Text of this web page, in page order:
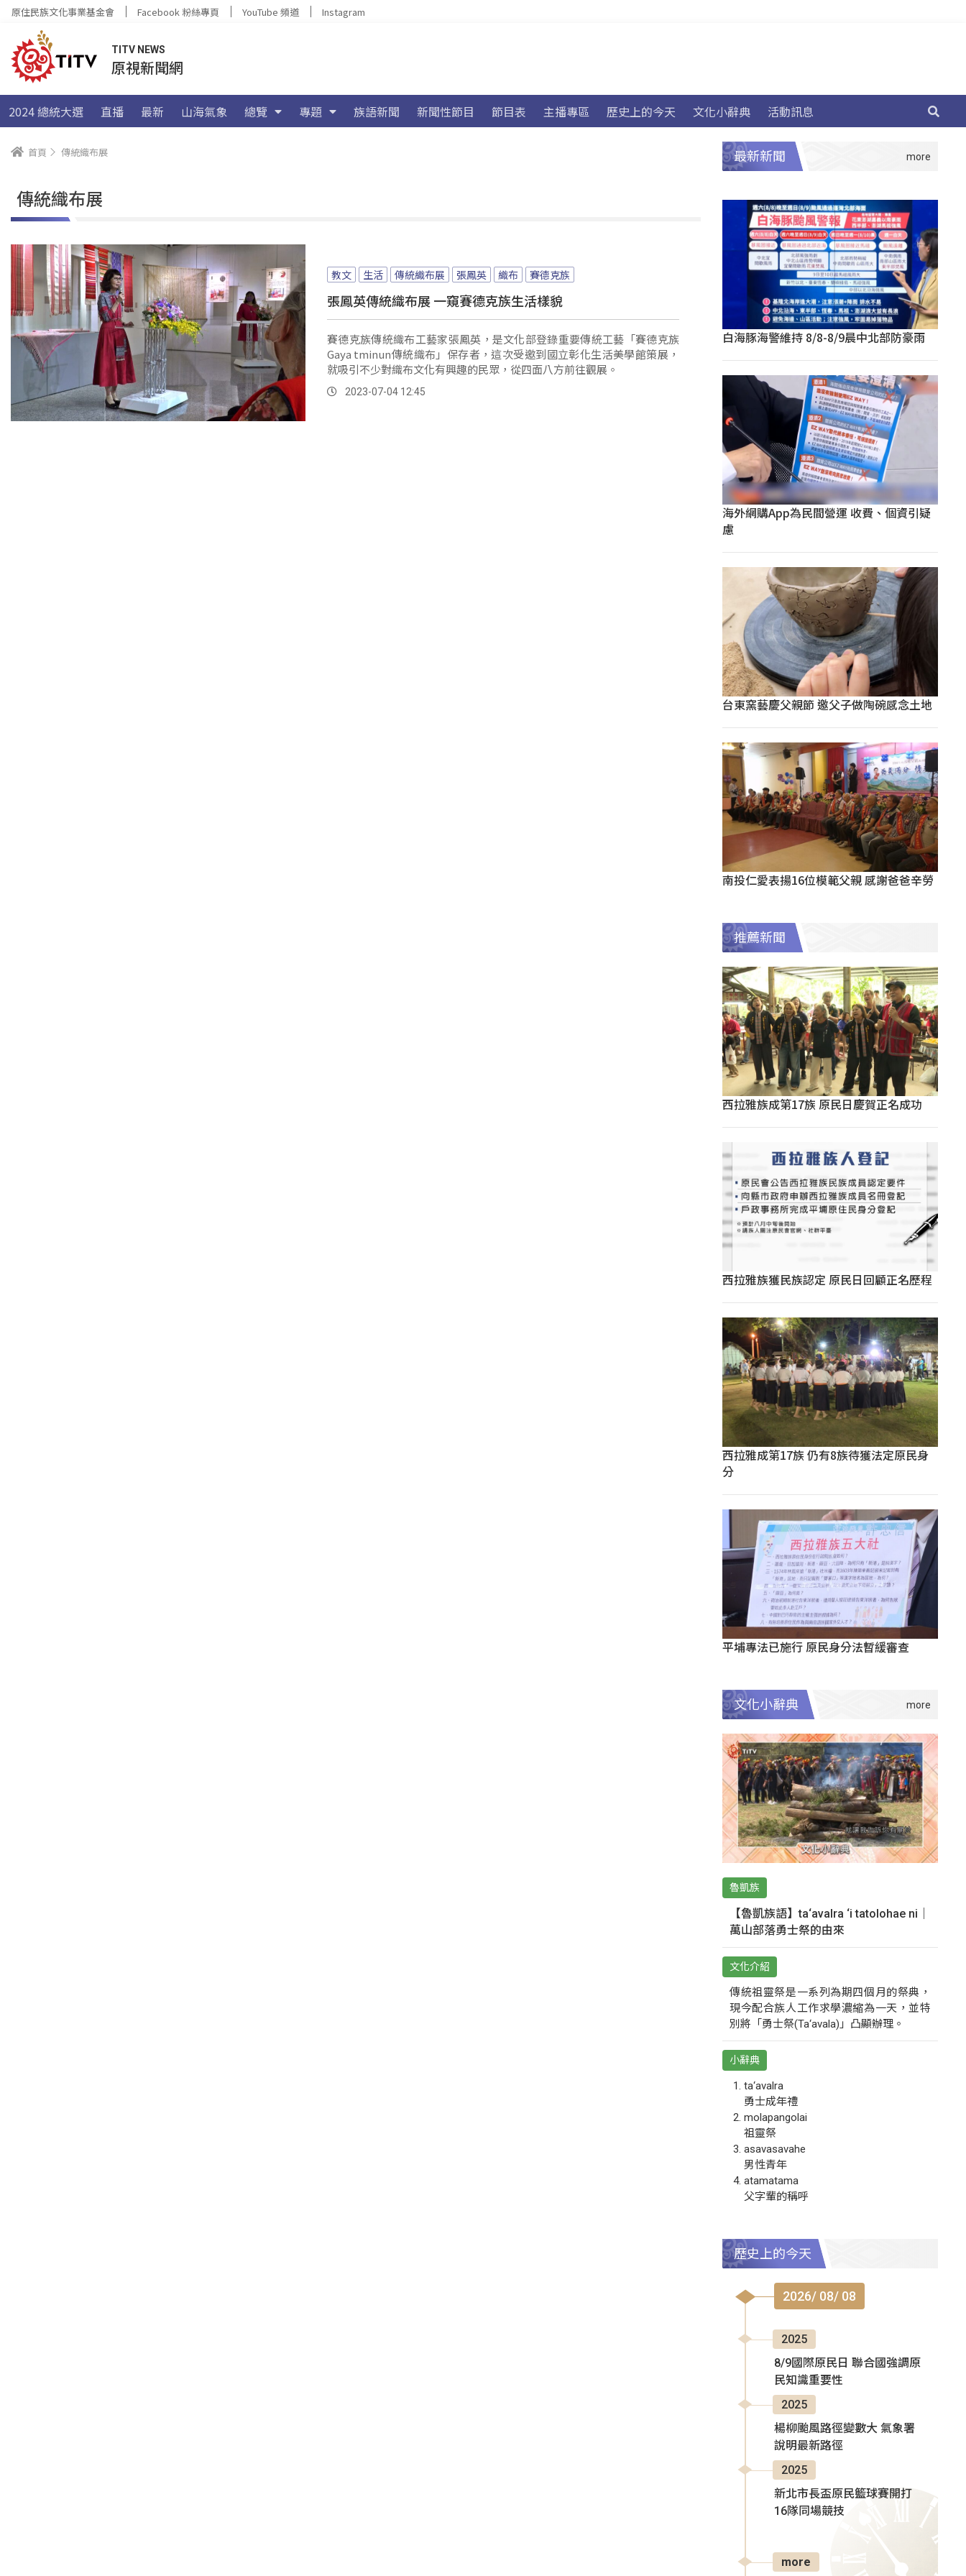
原住民族文化事業基金會 Facebook 粉絲專頁 YouTube 頻道 Instagram
TITV NEWS
原視新聞網
2024 總統大選 直播 最新 山海氣象 總覽 專題 族語新聞 新聞性節目 節目表 主播專區 歷史上的今天 文化小辭典 活動訊息
首頁 傳統織布展
傳統織布展
教文 生活 傳統織布展 張鳳英 織布 賽德克族
張鳳英傳統織布展 一窺賽德克族生活樣貌
賽德克族傳統織布工藝家張鳳英，是文化部登錄重要傳統工藝「賽德克族
Gaya tminun傳統織布」保存者，這次受邀到國立彰化生活美學館策展，
就吸引不少對織布文化有興趣的民眾，從四面八方前往觀展。
2023-07-04 12:45
最新新聞
白海豚海警維持 8/8-8/9晨中北部防豪雨
海外網購App為民間營運 收費、個資引疑
慮
台東窯藝慶父親節 邀父子做陶碗感念土地
南投仁愛表揚16位模範父親 感謝爸爸辛勞
推薦新聞
西拉雅族成第17族 原民日慶賀正名成功
西拉雅族獲民族認定 原民日回顧正名歷程
西拉雅成第17族 仍有8族待獲法定原民身
分
平埔專法已施行 原民身分法暫緩審查
文化小辭典
魯凱族
【魯凱族語】ta‘avalra ‘i tatolohae ni｜
萬山部落勇士祭的由來
文化介紹
傳統祖靈祭是一系列為期四個月的祭典，
現今配合族人工作求學濃縮為一天，並特
別將「勇士祭(Ta‘avala)」凸顯辦理。
小辭典
ta‘avalra
勇士成年禮
molapangolai
祖靈祭
asavasavahe
男性青年
atamatama
父字輩的稱呼
歷史上的今天
2026/ 08/ 08
2025
8/9國際原民日 聯合國強調原
民知識重要性
2025
楊柳颱風路徑變數大 氣象署
說明最新路徑
2025
新北市長盃原民籃球賽開打
16隊同場競技
more